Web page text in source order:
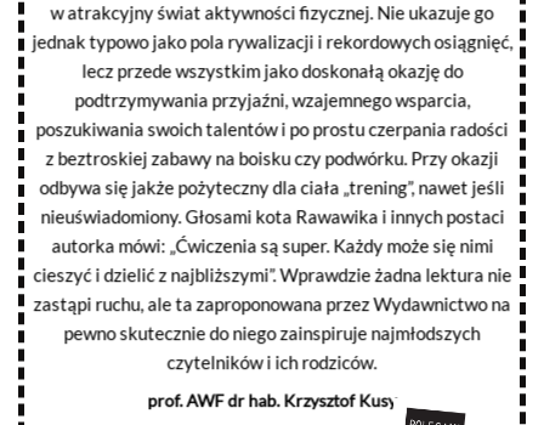
w atrakcyjny świat aktywności fizycznej. Nie ukazuje go
jednak typowo jako pola rywalizacji i rekordowych osiągnięć,
lecz przede wszystkim jako doskonałą okazję do
podtrzymywania przyjaźni, wzajemnego wsparcia,
poszukiwania swoich talentów i po prostu czerpania radości
z beztroskiej zabawy na boisku czy podwórku. Przy okazji
odbywa się jakże pożyteczny dla ciała „trening”, nawet jeśli
nieuświadomiony. Głosami kota Rawawika i innych postaci
autorka mówi: „Ćwiczenia są super. Każdy może się nimi
cieszyć i dzielić z najbliższymi”. Wprawdzie żadna lektura nie
zastąpi ruchu, ale ta zaproponowana przez Wydawnictwo na
pewno skutecznie do niego zainspiruje najmłodszych
czytelników i ich rodziców.
prof. AWF dr hab. Krzysztof Kusy